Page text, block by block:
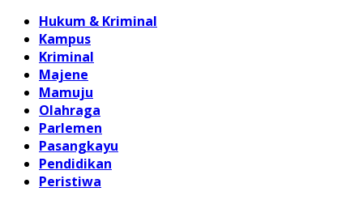
Hukum & Kriminal
Kampus
Kriminal
Majene
Mamuju
Olahraga
Parlemen
Pasangkayu
Pendidikan
Peristiwa